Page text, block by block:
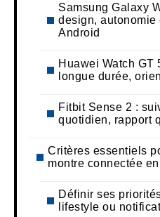
Samsung Galaxy
design, autonomie
Android
Huawei Watch GT
longue durée,
Fitbit Sense 2 :
quotidien, rapport
Critères essentiels
montre connectée
Définir ses
lifestyle ou